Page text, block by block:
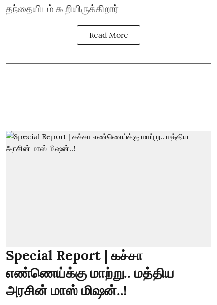
தந்தையிடம் கூறியிருக்கிறார்
Read More
Special Report | கச்சா
எண்ணெய்க்கு மாற்று.. மத்திய
அரசின் மாஸ் மிஷன்..!